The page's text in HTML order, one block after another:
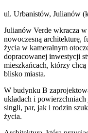
ul. Urbanistów, Julianów
Julianów Verde wkracza
nowoczesną architekturę,
życia w kameralnym
dopracowanej inwestycji
mieszkańcach, którzy
blisko miasta.
W budynku B
układach i
singli, par, jak i rodzin
życia.